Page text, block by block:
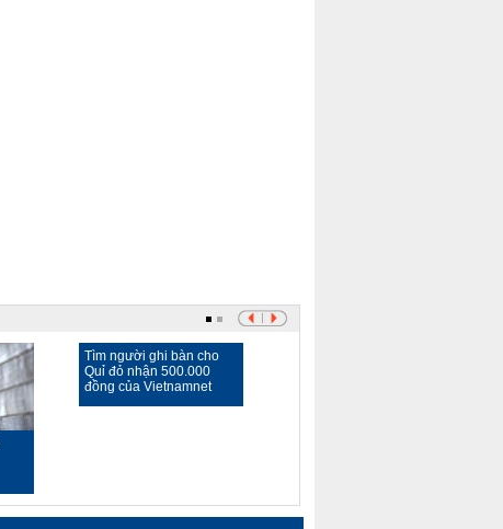
Tìm người ghi bàn cho
Quỉ đỏ nhận 500.000
đồng của Vietnamnet